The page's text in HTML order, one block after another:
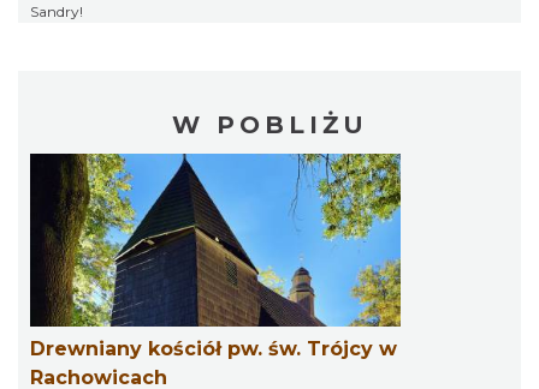
Sandry!
W POBLIŻU
Drewniany kościół pw. św. Trójcy w
Rachowicach